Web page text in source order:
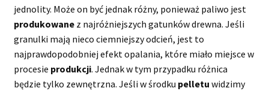
jednolity. Może on być jednak różny, ponieważ paliwo jest
produkowanez najróżniejszych gatunków drewna. Jeśli
granulki mają nieco ciemniejszy odcień, jest to
najprawdopodobniej efekt opalania, które miało miejsce w
procesie produkcji. Jednak w tym przypadku różnica
będzie tylko zewnętrzna. Jeśli w środku pelletu widzimy